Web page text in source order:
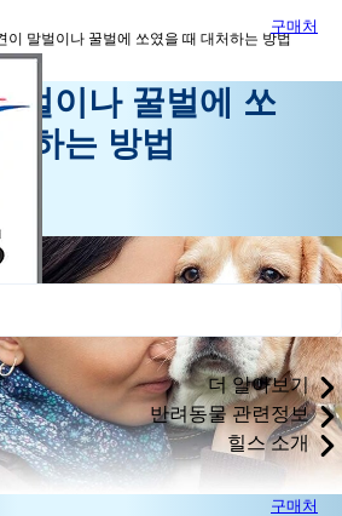
구매처
더 알아보기
반려동물 관련정보
힐스 소개
구매처
이 말벌이나 꿀벌에 쏘였을 때 대처하는 방법
벌이나 꿀벌에 쏘
하는 방법